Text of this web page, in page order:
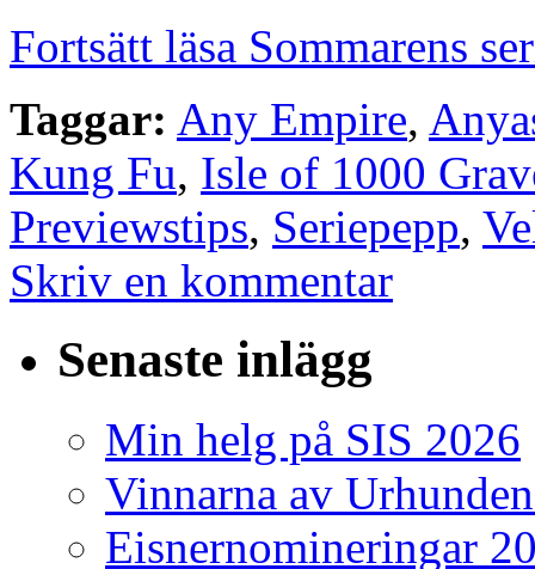
Fortsätt läsa Sommarens
Taggar: Any Empire,
Kung Fu, Isle of 1000
Previewstips, Seriepepp,
Skriv en kommentar
Senaste inlägg
Min helg på SIS 2026
Vinnarna av
Eisnernomineringar